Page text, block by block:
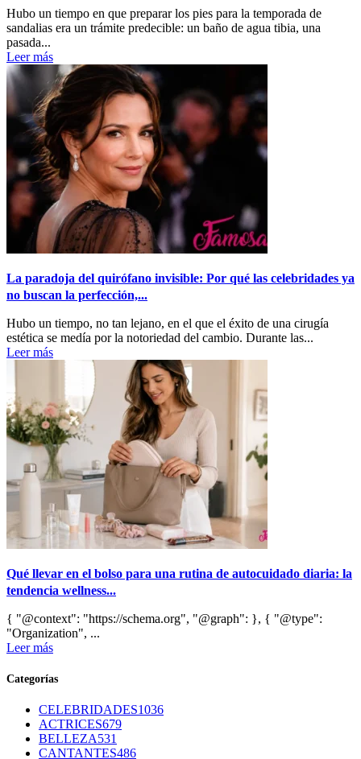
Hubo un tiempo en que preparar los pies para la temporada de
sandalias era un trámite predecible: un baño de agua tibia, una
pasada...
Leer más
La paradoja del quirófano invisible: Por qué las celebridades ya
no buscan la perfección,...
Hubo un tiempo, no tan lejano, en el que el éxito de una cirugía
estética se medía por la notoriedad del cambio. Durante las...
Leer más
Qué llevar en el bolso para una rutina de autocuidado diaria: la
tendencia wellness...
{ "@context": "https://schema.org", "@graph": }, { "@type":
"Organization", ...
Leer más
Categorías
CELEBRIDADES1036
ACTRICES679
BELLEZA531
CANTANTES486